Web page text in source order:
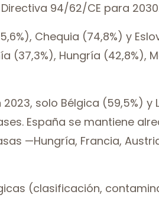
94/62/CE para
Chequia (74,8%) y
(37,3%), Hungría (42,8%),
solo Bélgica (59,5%) y
España se mantiene
—Hungría, Francia,
(clasificación,